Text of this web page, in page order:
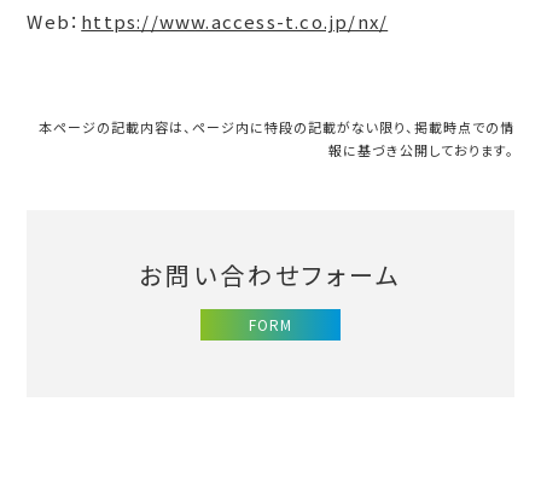
Web： https://www.access-t.co.jp/nx/
本ページの記載内容は、ページ内に特段の記載がない限り、掲載時点での情
報に基づき公開しております。
お問い合わせフォーム
FORM